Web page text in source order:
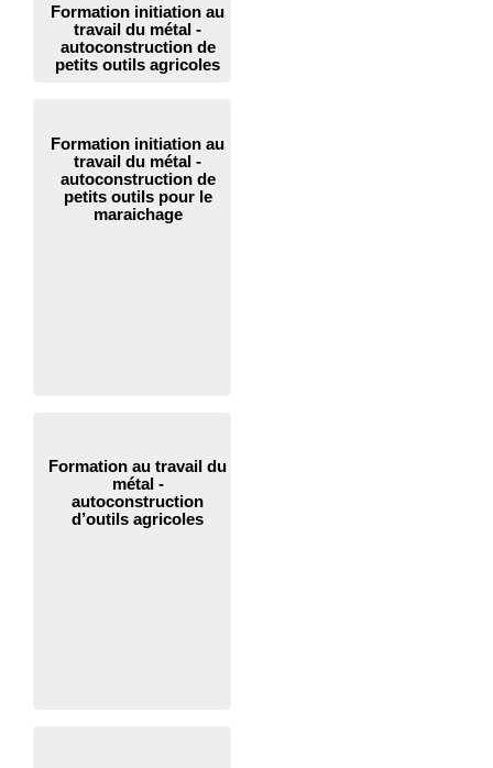
Formation initiation au
travail du métal -
autoconstruction de
petits outils agricoles
Formation initiation au
travail du métal -
autoconstruction de
petits outils pour le
maraichage
Formation au travail du
métal -
autoconstruction
d’outils agricoles